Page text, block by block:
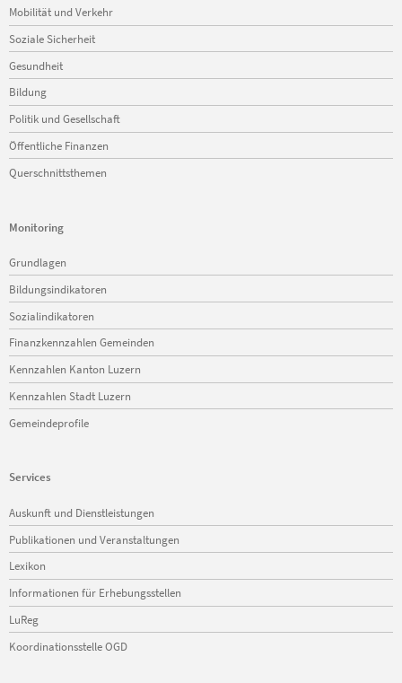
Mobilität und Verkehr
Soziale Sicherheit
Gesundheit
Bildung
Politik und Gesellschaft
Öffentliche Finanzen
Querschnittsthemen
Monitoring
Navigation
überspringen
Grundlagen
Bildungsindikatoren
Sozialindikatoren
Finanzkennzahlen Gemeinden
Kennzahlen Kanton Luzern
Kennzahlen Stadt Luzern
Gemeindeprofile
Services
Navigation
überspringen
Auskunft und Dienstleistungen
Publikationen und Veranstaltungen
Lexikon
Informationen für Erhebungsstellen
LuReg
Koordinationsstelle OGD